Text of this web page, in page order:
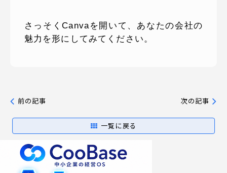
さっそくCanvaを開いて、あなたの会社の
魅力を形にしてみてください。
前の記事
一覧に戻る
次の記事